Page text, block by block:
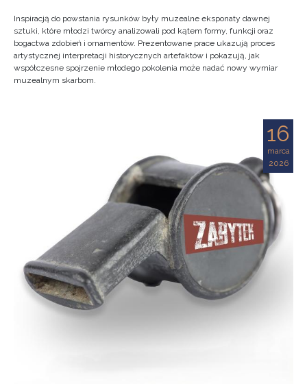
Inspiracją do powstania rysunków były muzealne eksponaty dawnej
sztuki, które młodzi twórcy analizowali pod kątem formy, funkcji oraz
bogactwa zdobień i ornamentów. Prezentowane prace ukazują proces
artystycznej interpretacji historycznych artefaktów i pokazują, jak
współczesne spojrzenie młodego pokolenia może nadać nowy wymiar
muzealnym skarbom.
16
marca
2026